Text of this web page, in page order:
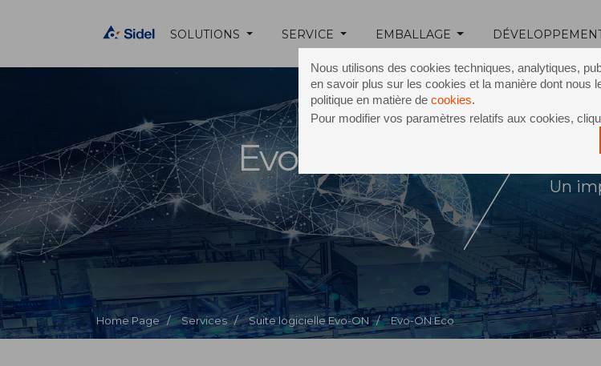
Nous utilisons des cookies techniques, analytiques,
en savoir plus sur les cookies et la manière dont nous
politique en matière de cookies.
Pour modifier vos paramètres relatifs aux cookies,
SOLUTIONS SERVICE EMBALLAGE
Home Page / Services / Suite logicielle Evo-ON / Evo-ON Eco
Evo-ON® Eco
Un